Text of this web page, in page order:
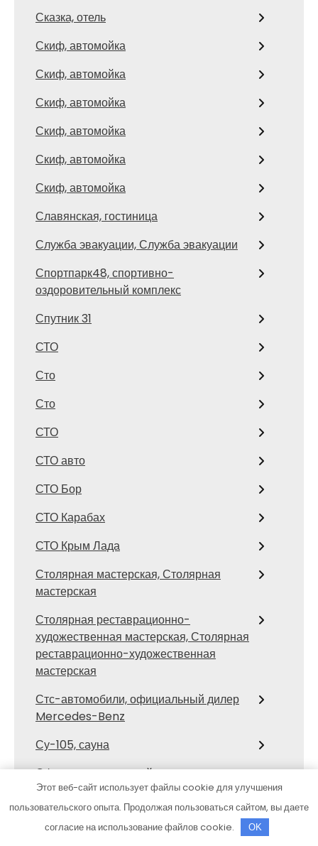
Сказка, отель
Скиф, автомойка
Скиф, автомойка
Скиф, автомойка
Скиф, автомойка
Скиф, автомойка
Скиф, автомойка
Славянская, гостиница
Служба эвакуации, Служба эвакуации
Спортпарк48, спортивно-
оздоровительный комплекс
Спутник 31
СТО
Сто
Сто
СТО
СТО авто
СТО Бор
СТО Карабах
СТО Крым Лада
Столярная мастерская, Столярная
мастерская
Столярная реставрационно-
художественная мастерская, Столярная
реставрационно-художественная
мастерская
Стс-автомобили, официальный дилер
Mercedes-Benz
Су-105, сауна
Сфинкс, автомоечный комплекс
Талион, SPA-комплекс
Тверь, отель
Этот веб-сайт использует файлы cookie для улучшения
пользовательского опыта. Продолжая пользоваться сайтом, вы даете
согласие на использование файлов cookie.
OK